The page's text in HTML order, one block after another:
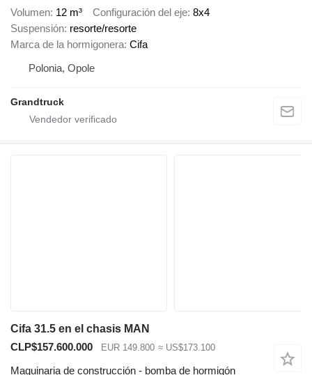
Volumen 12 m³ Configuración del eje 8x4
Suspensión resorte/resorte
Marca de la hormigonera Cifa
Polonia, Opole
Grandtruck
Cifa 31.5 en el chasis MAN
CLP$157.600.000
EUR 149.800 ≈ US$173.100
Maquinaria de construcción - bomba de hormigón